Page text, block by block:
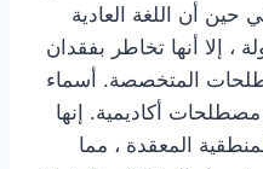
أن اللغة العادية
، إلا أنها تخاطر بفقدان
المتخصصة. أسماء
أكاديمية. إنها
المعقدة ، مما